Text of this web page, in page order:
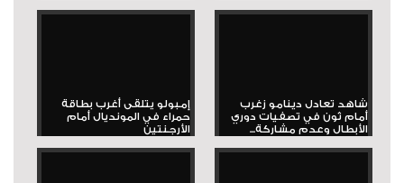
شاهد تعادل دينامو زغرب
أمام ثون في تصفيات دوري
الأبطال وعدم مشاركة...
إمبولو يتلقى أغرب بطاقة
حمراء في المونديال أمام
الأرجنتين